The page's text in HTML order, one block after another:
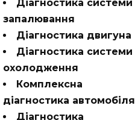
Діагностика системи
запалювання
Діагностика двигуна
Діагностика системи
охолодження
Комплексна
діагностика автомобіля
Діагностика